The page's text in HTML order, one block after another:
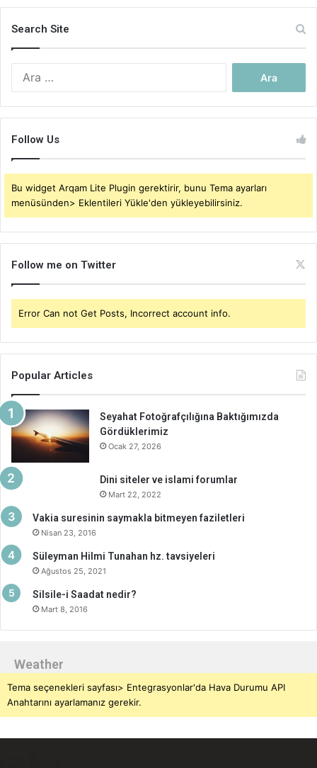
Search Site
Follow Us
Bu widget Arqam Lite Plugin gerektirir, bunu Tema ayarları
menüsünden> Eklentileri Yükle'den yükleyebilirsiniz.
Follow me on Twitter
Error Can not Get Posts, Incorrect account info.
Popular Articles
Seyahat Fotoğrafçılığına Baktığımızda
Gördüklerimiz
Ocak 27, 2026
Dini siteler ve islami forumlar
Mart 22, 2022
Vakia suresinin saymakla bitmeyen faziletleri
Nisan 23, 2016
Süleyman Hilmi Tunahan hz. tavsiyeleri
Ağustos 25, 2021
Silsile-i Saadat nedir?
Mart 8, 2016
Weather
Tema seçenekleri sayfası> Entegrasyonlar'da Hava Durumu API
Anahtarını ayarlamanız gerekir.